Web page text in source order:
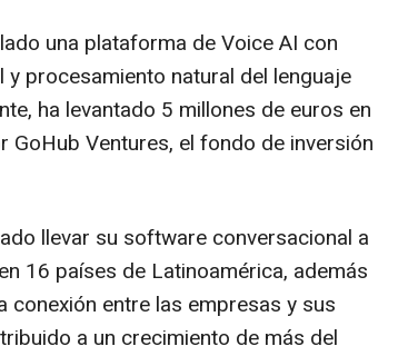
una plataforma de Voice AI con
procesamiento natural del lenguaje
ha levantado 5 millones de euros en
GoHub Ventures, el fondo de inversión
llevar su software conversacional a
16 países de Latinoamérica, además
conexión entre las empresas y sus
a un crecimiento de más del